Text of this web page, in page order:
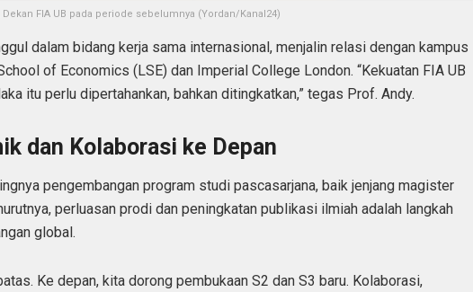
Dekan FIA UB pada periode sebelumnya (Yordan/Kanal24)
dalam bidang kerja sama internasional, menjalin relasi dengan kampus
of Economics (LSE) dan Imperial College London. “Kekuatan FIA UB
itu perlu dipertahankan, bahkan ditingkatkan,” tegas Prof. Andy.
dan Kolaborasi ke Depan
pengembangan program studi pascasarjana, baik jenjang magister
perluasan prodi dan peningkatan publikasi ilmiah adalah langkah
global.
Ke depan, kita dorong pembukaan S2 dan S3 baru. Kolaborasi,